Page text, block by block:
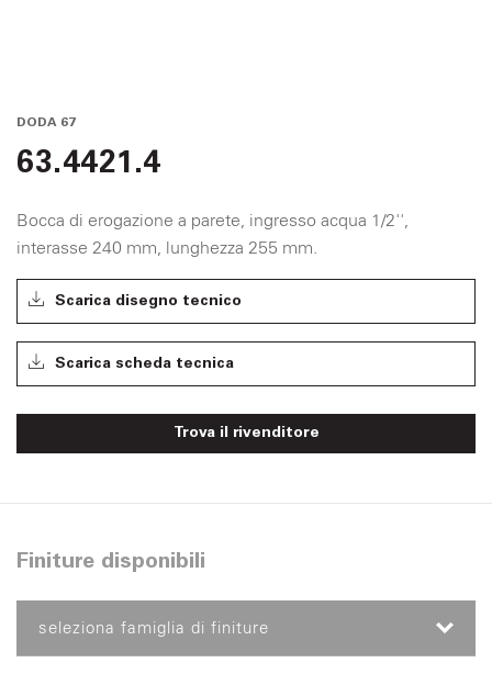
DODA 67
63.4421.4
Bocca di erogazione a parete, ingresso acqua 1/2'',
interasse 240 mm, lunghezza 255 mm.
Scarica disegno tecnico
Scarica scheda tecnica
Trova il rivenditore
Finiture disponibili
seleziona famiglia di finiture